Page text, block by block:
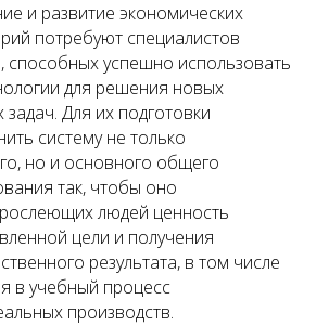
и развитие экономических
потребуют специалистов
способных успешно использовать
для решения новых
Для их подготовки
систему не только
но и основного общего
так, чтобы оно
людей ценность
цели и получения
результата, в том числе
в учебный процесс
производств.